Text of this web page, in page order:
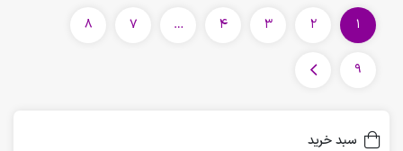
1
2
3
4
…
7
8
9
سبد خرید